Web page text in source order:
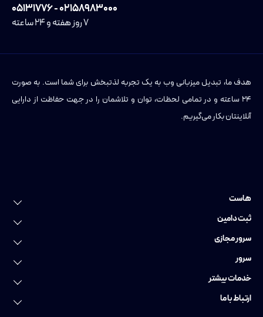
۰۲۱۵۸۹۸۳۰۰۰ - ۰۵۱۳۱۷۷۶
۷ روز هفته و ۲۴ ساعته
هدف ما، تبدیل میزبانی وب به یک تجربه لذتبخش برای شما است. به صورت
۲۴ ساعته و در تمامی لحظات، توان و تلاشمان را در جهت حفاظت از دارایی
آنلاینتان بکار می‌گیریم.
هاست
هاست لینوکس
هاست وردپرس
هاست ویندوز
هاست پایتون
هاست ووکامرس
ثبت دامین
ثبت دامنه عمومی
ثبت دامنه ایرانی
ثبت دامنه فارسی
رزرو دامنه
سرور مجازی
سرور مجازی ایران
سرور مجازی اروپا
سرور مجازی گرافیکی
سرور
سرور اختصاصی ایران
سرور اختصاصی آلمان
خدمات بیشتر
سایت ساز
ارتباط با ما